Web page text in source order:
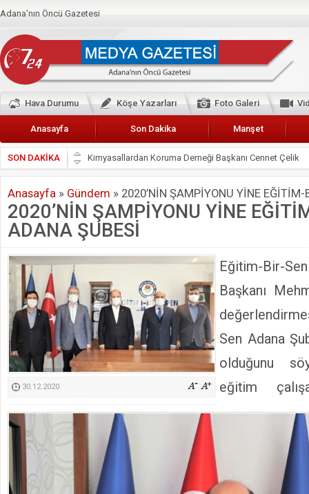
Adana'nın Öncü Gazetesi
Hava Durumu Köşe Yazarları Foto Galeri
Anasayfa Son Dakika Manşet
SON DAKİKA
Başkan Güler’den Başkan Karalar’a hizmet çağrısı
Lokantacılar ve Kebapçılar Esnaf Odası Başkanı Şefik
Hak-İş Abdurrahman Yücel
HDP İL BİNASININ ÖNÜNDE ANNELER TARİH
Hainler emellerine asla erişemeyecekler
BÖLGEMİZ ÇUKUROVA’DA 2019 YILI PAMUK
İyi Parti Yüreğir İlçe Başkanı Enis Akyürek
Kimyasallardan Koruma Derneği Başkanı Cennet Çelik
Anasayfa » Gündem » 2020’NİN ŞAMPİYONU YİNE
2020’NİN ŞAMPİYONU YİNE
ADANA ŞUBESİ
30.12.2020
Eğitim-Bir-
Başkanı
Sen Adana
olduğunu
eğitim